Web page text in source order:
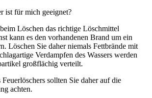
ist für mich geeignet?
Löschen das richtige Löschmittel
kann es den vorhandenen Brand um ein
Löschen Sie daher niemals Fettbrände mit
Verdampfen des Wassers werden
großflächig verteilt.
sollten Sie daher auf die
achten.